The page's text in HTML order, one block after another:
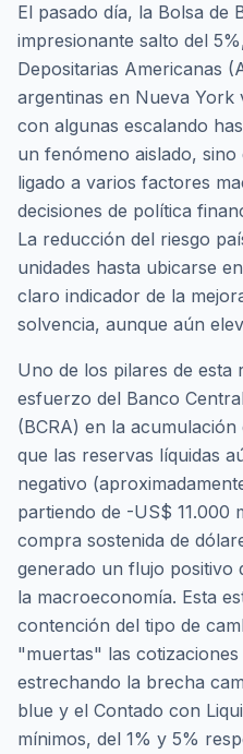
El pasado día, la Bolsa de
impresionante salto del
Depositarias Americanas
argentinas en Nueva York
con algunas escalando
un fenómeno aislado,
ligado a varios factores
decisiones de política
La reducción del riesgo
unidades hasta ubicarse
claro indicador de la
solvencia, aunque aún
Uno de los pilares de esta
esfuerzo del Banco
(BCRA) en la
que las reservas líquidas
negativo
partiendo de -US$ 11.000
compra sostenida de
generado un flujo positivo
la macroeconomía. Esta
contención del tipo de
"muertas" las
estrechando la brecha
blue y el Contado con
mínimos, del 1% y 5%